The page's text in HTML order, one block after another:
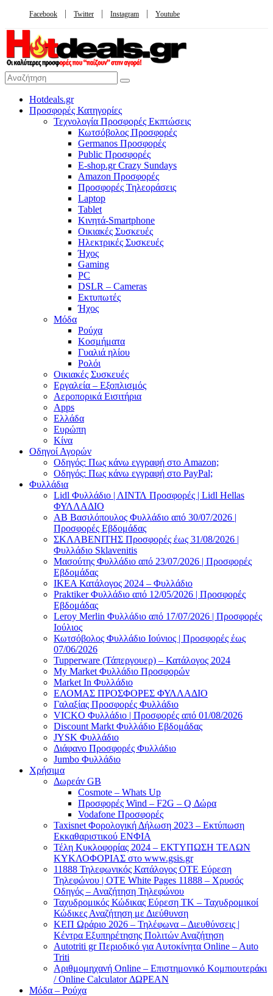
Facebook Twitter Instagram Youtube
Hotdeals.gr
Προσφορές Κατηγορίες
Τεχνολογία Προσφορές Εκπτώσεις
Κωτσόβολος Προσφορές
Germanos Προσφορές
Public Προσφορές
E-shop.gr Crazy Sundays
Amazon Προσφορές
Προσφορές Τηλεοράσεις
Laptop
Tablet
Κινητά-Smartphone
Οικιακές Συσκευές
Hλεκτρικές Συσκευές
Ήχος
Gaming
PC
DSLR – Cameras
Εκτυπωτές
Ήχος
Μόδα
Ρούχα
Κοσμήματα
Γυαλιά ηλίου
Ρολόι
Οικιακές Συσκευές
Εργαλεία – Εξοπλισμός
Αεροπορικά Εισιτήρια
Apps
Ελλάδα
Ευρώπη
Κίνα
Οδηγοί Αγορών
Οδηγός: Πως κάνω εγγραφή στο Amazon;
Οδηγός: Πως κάνω εγγραφή στο PayPal;
Φυλλάδια
Lidl Φυλλάδιο | ΛΙΝΤΛ Προσφορές | Lidl Hellas
ΦΥΛΛΑΔΙΟ
AB Βασιλόπουλος Φυλλάδιο από 30/07/2026 |
Προσφορές Εβδομάδας
ΣΚΛΑΒΕΝΙΤΗΣ Προσφορές έως 31/08/2026 |
Φυλλάδιο Sklavenitis
Μασούτης Φυλλάδιο από 23/07/2026 | Προσφορές
Εβδομάδας
ΙΚΕΑ Κατάλογος 2024 – Φυλλάδιο
Praktiker Φυλλάδιο από 12/05/2026 | Προσφορές
Εβδομάδας
Leroy Merlin Φυλλάδιο από 17/07/2026 | Προσφορές
Ιούλιος
Κωτσόβολος Φυλλάδιο Ιούνιος | Προσφορές έως
07/06/2026
Tupperware (Τάπεργουερ) – Κατάλογος 2024
My Market Φυλλάδιο Προσφορών
Market In Φυλλάδιο
ΕΛΟΜΑΣ ΠΡΟΣΦΟΡΕΣ ΦΥΛΛΑΔΙΟ
Γαλαξίας Προσφορές Φυλλάδιο
VICKO Φυλλάδιο | Προσφορές από 01/08/2026
Discount Markt Φυλλάδιο Εβδομάδας
JYSK Φυλλάδιο
Διάφανο Προσφορές Φυλλάδιο
Jumbo Φυλλάδιο
Χρήσιμα
Δωρεάν GB
Cosmote – Whats Up
Προσφορές Wind – F2G – Q Δώρα
Vodafone Προσφορές
Taxisnet Φορολογική Δήλωση 2023 – Εκτύπωση
Εκκαθαριστικού EΝΦΙΑ
Τέλη Kυκλοφορίας 2024 – ΕΚΤΥΠΩΣΗ ΤΕΛΩΝ
ΚΥΚΛΟΦΟΡΙΑΣ στο www.gsis.gr
11888 Τηλεφωνικός Κατάλογος ΟΤΕ Εύρεση
Τηλεφώνου | OTE White Pages 11888 – Χρυσός
Οδηγός – Αναζήτηση Τηλεφώνου
Ταχυδρομικός Κώδικας Εύρεση ΤΚ – Ταχυδρομικοί
Κώδικες Αναζήτηση με Διεύθυνση
ΚΕΠ Ωράριο 2026 – Τηλέφωνα – Διευθύνσεις |
Κέντρα Εξυπηρέτησης Πολιτών Αναζήτηση
Autotriti gr Περιοδικό για Αυτοκίνητα Online – Auto
Triti
Αριθμομηχανή Online – Επιστημονικό Κομπιουτεράκι
/ Online Calculator ΔΩΡΕΑΝ
Μόδα – Ρούχα